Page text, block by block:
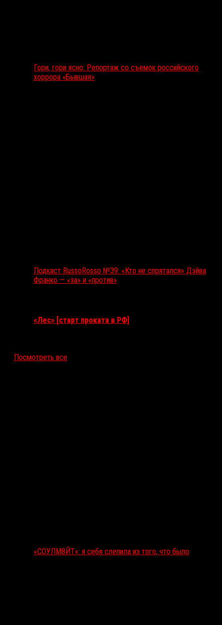
Гори, гори ясно: Репортаж со съемок российского
хоррора «Бывшая»
Подкаст RussoRosso №39: «Кто не спрятался» Дэйва
Франко — «за» и «против»
«Лес» [старт проката в РФ]
Посмотреть все
«СОУЛМ8ЙТ»: я себя слепила из того, что было